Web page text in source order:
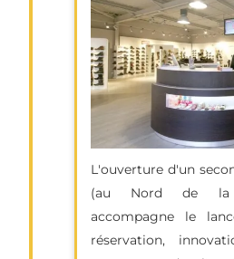
L'ouverture d'un
(au Nord de la
accompagne le
réservation,